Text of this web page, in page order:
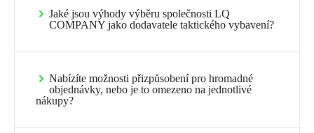
Jaké jsou výhody výběru společnosti LQ
COMPANY jako dodavatele taktického vybavení?
Nabízíte možnosti přizpůsobení pro hromadné
objednávky, nebo je to omezeno na jednotlivé
nákupy?